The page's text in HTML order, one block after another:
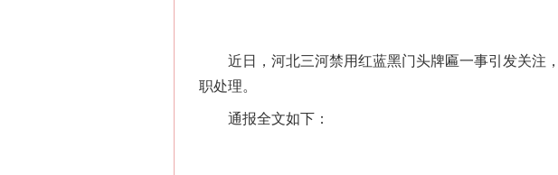
近日，河北三河禁用红蓝黑门头牌匾一事引发关注
职处理。
通报全文如下：